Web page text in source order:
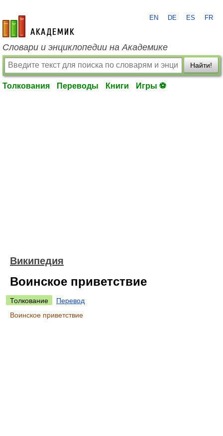
academic.ru
EN DE ES FR
Словари и энциклопедии на Академике
Найти!
Толкования Переводы Книги Игры ⚽
Википедия
Воинское приветствие
Толкование
Перевод
Воинское приветствие